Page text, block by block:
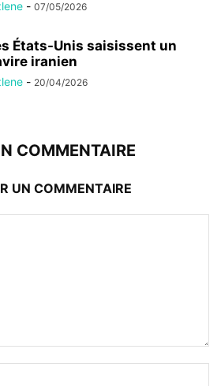
- 07/05/2026
États-Unis saisissent un
iranien
- 20/04/2026
COMMENTAIRE
UN COMMENTAIRE